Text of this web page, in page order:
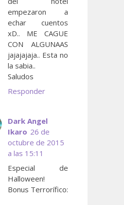
empezaron a
echar cuentos
xD.. ME CAGUE
CON ALGUNAAS
jajajajaja.. Esta no
la sabia..
Saludos
Responder
Dark Angel
Ikaro 26 de
octubre de 2015
a las 15:11
Especial de
Halloween!
Bonus Terrorífico: